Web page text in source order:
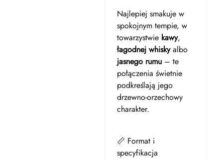
Najlepiej smakuje w
spokojnym tempie, w
towarzystwie kawy,
łagodnej whiskyalbo
jasnego rumu– te
połączenia świetnie
podkreślają jego
drzewno-orzechowy
charakter.
📏 Format i
specyfikacja